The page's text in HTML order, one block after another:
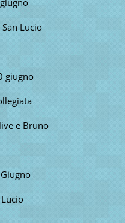
Lucio
giugno
e Bruno